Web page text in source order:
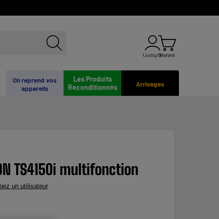
ComptePanier
Arrivages
Les Produits
Reconditionnés
On reprend vos
appareils
TS4150i multifonction
un utilisateur